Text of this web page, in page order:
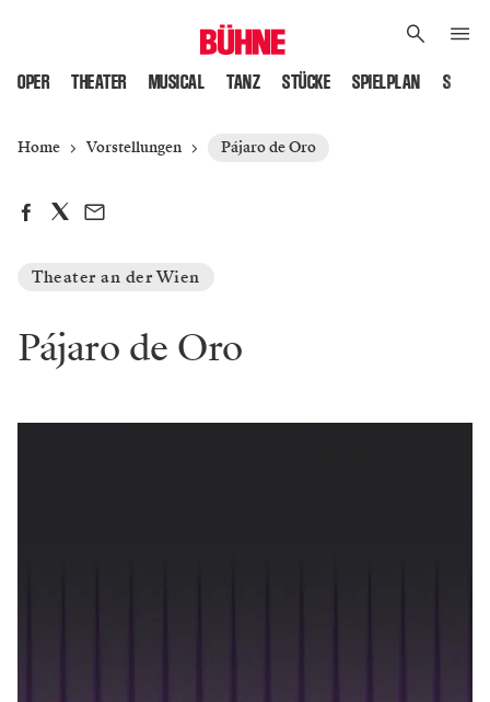
OPER THEATER MUSICAL TANZ STÜCKE SPIELPLAN
Home Vorstellungen Pájaro de Oro
Theater an der Wien
Pájaro de Oro